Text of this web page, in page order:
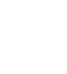
i